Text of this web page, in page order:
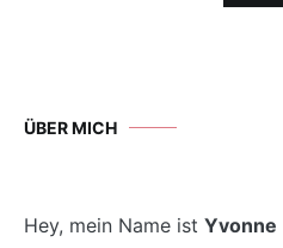
ÜBER MICH
Hey, mein Name ist Yvonne